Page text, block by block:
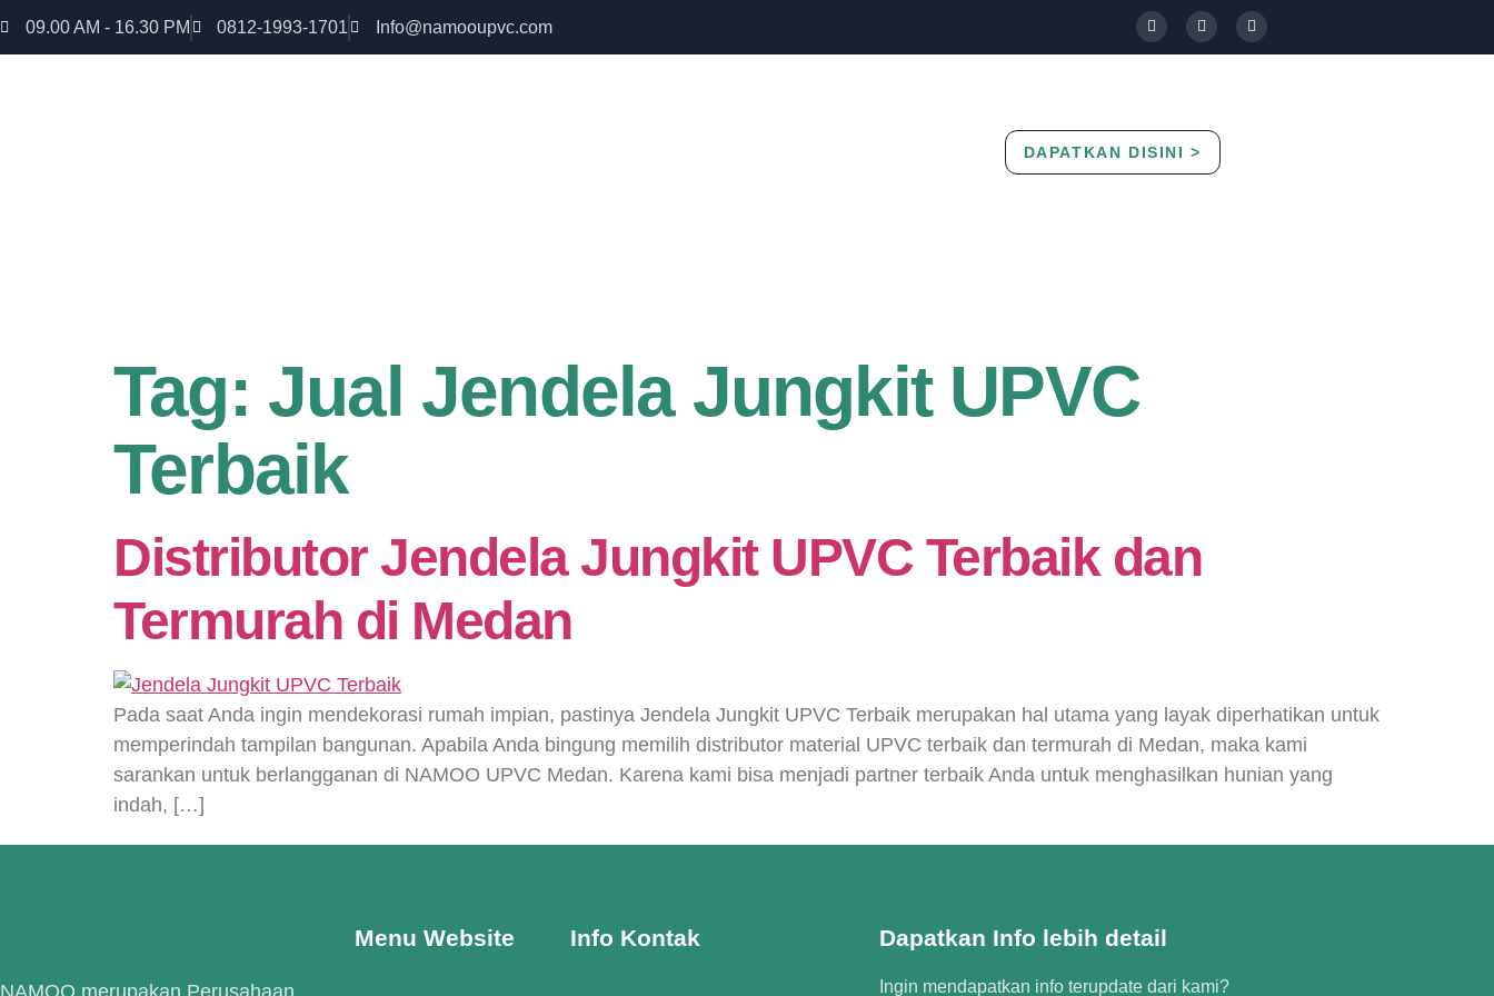
09.00 AM - 16.30 PM 0812-1993-1701 Info@namooupvc.com
DAPATKAN DISINI >
Tag: Jual Jendela Jungkit UPVC
Terbaik
Distributor Jendela Jungkit UPVC Terbaik dan
Termurah di Medan
Pada saat Anda ingin mendekorasi rumah impian, pastinya Jendela Jungkit UPVC Terbaik merupakan hal utama yang layak diperhatikan untuk
memperindah tampilan bangunan. Apabila Anda bingung memilih distributor material UPVC terbaik dan termurah di Medan, maka kami
sarankan untuk berlangganan di NAMOO UPVC Medan. Karena kami bisa menjadi partner terbaik Anda untuk menghasilkan hunian yang
indah, […]
NAMOO merupakan Perusahaan
Menu Website Info Kontak Dapatkan Info lebih detail
Ingin mendapatkan info terupdate dari kami?